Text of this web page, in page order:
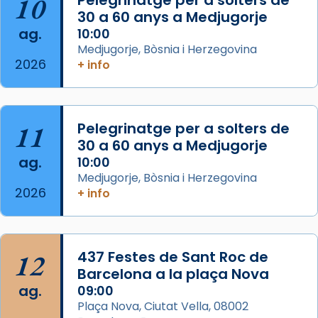
processó (recuperada el 1972) al voltant
del temple amb les relíquies de les santes.
Des de 1985 hi participa també un grup de
diablesses amb música i ball propis. Festa
«Si vols saber què és calor, ves per les
Santes a Mataró»🥵.
Photo
View on Facebook ·
Jaume, fill de Zebedeu, és juntament amb el
seu germà Joan i Pere un dels que
acompanyava més de prop Jesús.
Segons el llibre dels Fets (12,2) fou el primer
10
ag.
2026
30 a 60 anys a Medjugorje
10:00
Medjugorje, Bòsnia i Herzegovina
+ info
11
ag.
2026
Pelegrinatge per a solters de
30 a 60 anys a Medjugorje
10:00
Medjugorje, Bòsnia i Herzegovina
+ info
12
ag.
437 Festes de Sant Roc de
Barcelona a la plaça Nova
09:00
Plaça Nova, Ciutat Vella, 08002